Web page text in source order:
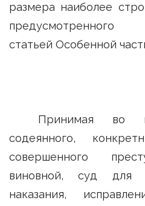
размера наиболее
предусмотренного
статьей Особенной
Принимая во
содеянного,
совершенного
виновной, суд для
наказания,